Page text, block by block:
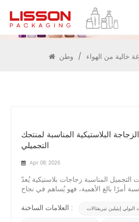
يبحث
/ خالية من الهواء
البلاستيكية المناسبة لمنتجك
التجميلي
Apr 08, 2026
المناسبة زجاجات بلاستيكية يُعدّ
أمرًا بالغ الأهمية، فهو يُساهم في نجاح
وتُوفر الحماية اللازمة لمنتجك. يتسرع
العلامات الساخنة :
إيثيلين تيريفثالات